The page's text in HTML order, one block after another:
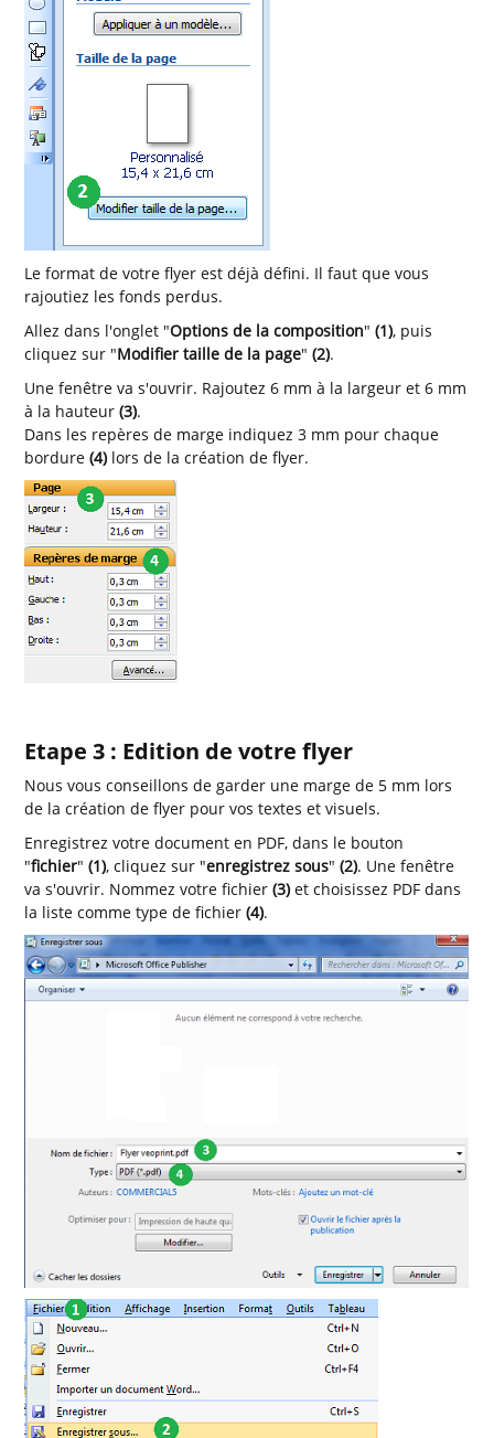
Le format de votre flyer est déjà défini. Il faut que vous
rajoutiez les fonds perdus.
Allez dans l'onglet "Options de la composition"(1), puis
cliquez sur "Modifier taille de la page"(2).
Une fenêtre va s'ouvrir. Rajoutez 6 mm à la largeur et 6 mm
à la hauteur(3).
Dans les repères de marge indiquez 3 mm pour chaque
bordure(4)lors de la création de flyer.
Etape 3 : Edition de votre flyer
Nous vous conseillons de garder une marge de 5 mm lors
de la création de flyer pour vos textes et visuels.
Enregistrez votre document en PDF, dans le bouton
"fichier"(1), cliquez sur "enregistrez sous"(2). Une fenêtre
va s'ouvrir. Nommez votre fichier(3)et choisissez PDF dans
la liste comme type de fichier(4).